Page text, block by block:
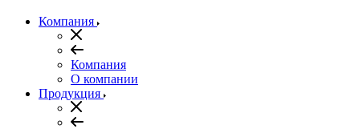
Компания
Компания
О компании
Продукция